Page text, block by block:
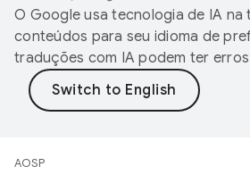
O Google usa tecnologia de IA na
conteúdos para seu idioma de
traduções com IA podem ter
AOSP